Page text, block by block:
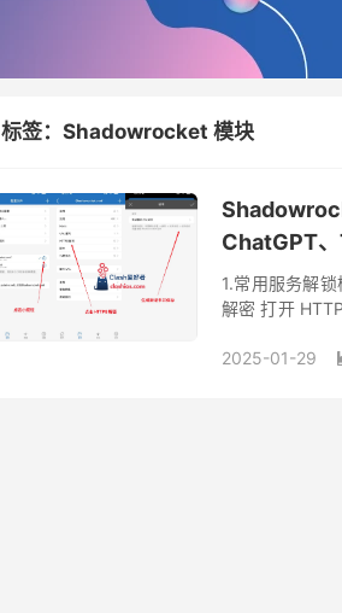
标签：Shadowrocket 模块
ChatGPT
1.常用服务解
解密 打开
2025-01-29